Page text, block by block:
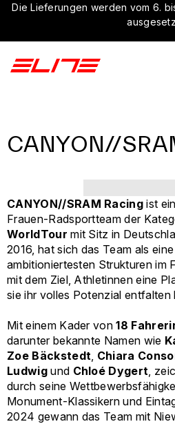
Die Lieferungen werden vom 6.
CANYON//
CANYON//SRAM Racing ist
Frauen-Radsportteam der
WorldTour mit Sitz in
2016, hat sich das Team als
ambitioniertesten Strukturen im
mit dem Ziel, Athletinnen eine
sie ihr volles Potenzial entfalten
Mit einem Kader von18
darunter bekannte Namen wie
Zoe Bäckstedt, Chiara
Ludwigund Chloé Dygert,
durch seine
Monument-Klassikern und
2024 gewann das Team mit